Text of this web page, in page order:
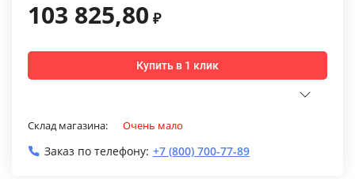
103 825,80 ₽
Купить в 1 клик
Склад магазина: Очень мало
Заказ по телефону: +7 (800) 700-77-89